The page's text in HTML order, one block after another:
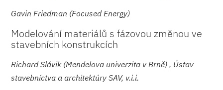
Gavin Friedman (Focused Energy)
Modelování materiálů s fázovou změnou ve
stavebních konstrukcích
Richard Slávik (Mendelova univerzita v Brně) , Ústav
stavebníctva a architektúry SAV, v.i.i.